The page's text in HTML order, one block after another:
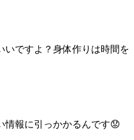
いですよ？身体作りは時間を
情報に引っかかるんです😟